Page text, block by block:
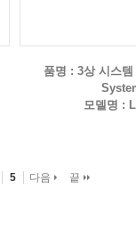
품명 : 3상 시스
모델명 :
5 다음 끝